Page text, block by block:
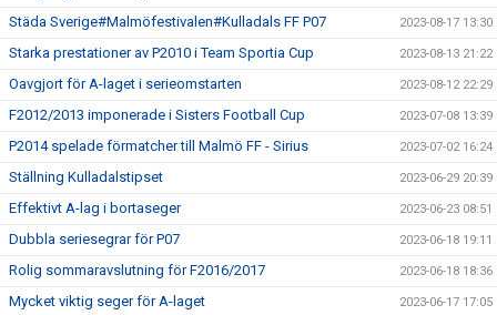
Städa Sverige#Malmöfestivalen#Kulladals FF P07 2023-08-17 13:30
Starka prestationer av P2010 i Team Sportia Cup 2023-08-13 21:22
Oavgjort för A-laget i serieomstarten 2023-08-12 22:29
F2012/2013 imponerade i Sisters Football Cup 2023-07-08 13:39
P2014 spelade förmatcher till Malmö FF - Sirius 2023-07-02 16:24
Ställning Kulladalstipset 2023-06-29 20:39
Effektivt A-lag i bortaseger 2023-06-23 08:51
Dubbla seriesegrar för P07 2023-06-18 19:11
Rolig sommaravslutning för F2016/2017 2023-06-18 18:36
Mycket viktig seger för A-laget 2023-06-17 17:05